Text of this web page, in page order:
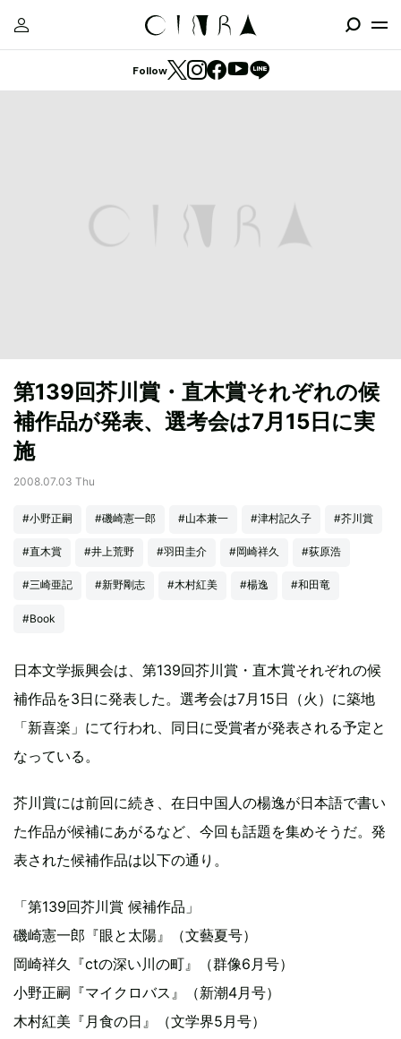
Follow
第139回芥川賞・直木賞それぞれの候
補作品が発表、選考会は7月15日に実
施
2008.07.03 Thu
#小野正嗣 #磯崎憲一郎 #山本兼一 #津村記久子 #芥川賞
#直木賞 #井上荒野 #羽田圭介 #岡崎祥久 #荻原浩
#三崎亜記 #新野剛志 #木村紅美 #楊逸 #和田竜
#Book
日本文学振興会は、第139回芥川賞・直木賞それぞれの候
補作品を3日に発表した。選考会は7月15日（火）に築地
「新喜楽」にて行われ、同日に受賞者が発表される予定と
なっている。
芥川賞には前回に続き、在日中国人の楊逸が日本語で書い
た作品が候補にあがるなど、今回も話題を集めそうだ。発
表された候補作品は以下の通り。
「第139回芥川賞 候補作品」
磯崎憲一郎『眼と太陽』（文藝夏号）
岡崎祥久『ctの深い川の町』（群像6月号）
小野正嗣『マイクロバス』（新潮4月号）
木村紅美『月食の日』（文学界5月号）